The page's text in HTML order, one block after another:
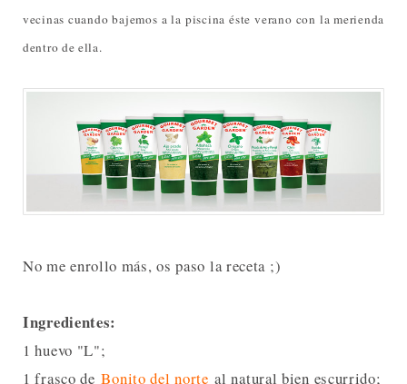
vecinas cuando bajemos a la piscina éste verano con la merienda
dentro de ella.
No me enrollo más, os paso la receta ;)
Ingredientes:
1 huevo "L";
1 frasco deBonito del norte al natural bien escurrido;